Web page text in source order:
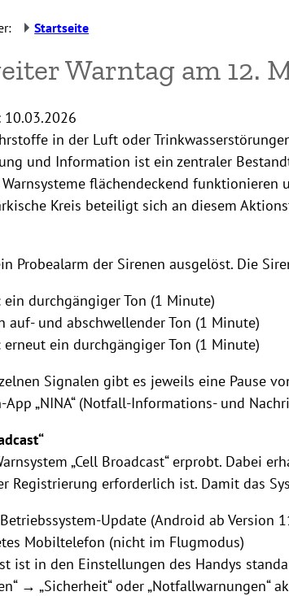
Startseite
Warntag am 12.
10.03.2026
in der Luft oder
und Information ist ein zentraler
flächendeckend
Kreis beteiligt sich an diesem
Probealarm der Sirenen ausgelöst. Die
ein durchgängiger Ton (1 Minute)
auf- und abschwellender Ton (1 Minute)
erneut ein durchgängiger Ton (1 Minute)
Signalen gibt es jeweils eine Pause
App „NINA“ (Notfall-Informations- und
„Cell Broadcast“ erprobt. Dabei
Registrierung erforderlich ist. Damit das
Update (Android ab Version
Mobiltelefon (nicht im Flugmodus)
ist in den Einstellungen des Handys
→ „Sicherheit“ oder „Notfallwarnungen“